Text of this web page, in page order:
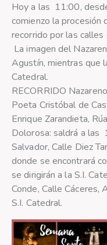
Hoy a las 11:00,
comienzo la procesión
recorrido por las calles
La imagen del
Agustín, mientras que
Catedral.
RECORRIDO
Poeta Cristóbal de
Enrique Zarandieta,
Dolorosa: saldrá a las
Salvador, Calle Diez
donde se encontrará
se dirigirán a la S.I.
Conde, Calle Cáceres,
S.I. Catedral.